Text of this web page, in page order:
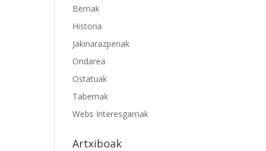
Berriak
Historia
Jakinarazpenak
Ondarea
Ostatuak
Tabernak
Webs Interesgarriak
Artxiboak